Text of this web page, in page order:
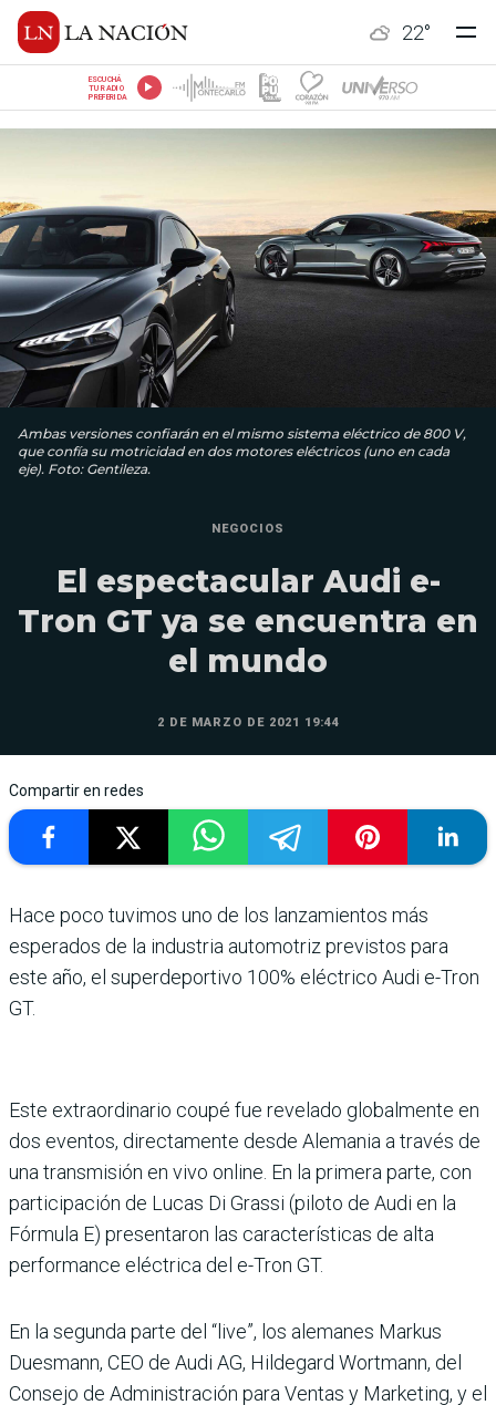
22°
ESCUCHÁ
TU RADIO
PREFERIDA
Ambas versiones confiarán en el mismo sistema eléctrico de 800 V,
que confía su motricidad en dos motores eléctricos (uno en cada
eje). Foto: Gentileza.
NEGOCIOS
El espectacular Audi e-
Tron GT ya se encuentra en
el mundo
2 DE MARZO DE 2021 19:44
Compartir en redes
Hace poco tuvimos uno de los lanzamientos más
esperados de la industria automotriz previstos para
este año, el superdeportivo 100% eléctrico Audi e-Tron
GT.
Este extraordinario coupé fue revelado globalmente en
dos eventos, directamente desde Alemania a través de
una transmisión en vivo online. En la primera parte, con
participación de Lucas Di Grassi (piloto de Audi en la
Fórmula E) presentaron las características de alta
performance eléctrica del e-Tron GT.
En la segunda parte del “live”, los alemanes Markus
Duesmann, CEO de Audi AG, Hildegard Wortmann, del
Consejo de Administración para Ventas y Marketing, y el